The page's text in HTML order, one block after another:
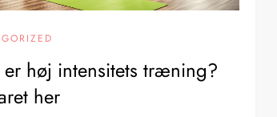
er høj intensitets træning?
her